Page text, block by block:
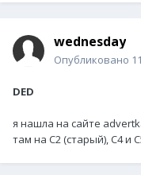
wednesday
Опубликовано
DED
я нашла на сайте
там на С2 (старый), С4 и